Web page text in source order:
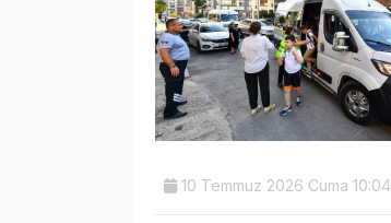
10 Temmuz 2026 Cuma 10:04